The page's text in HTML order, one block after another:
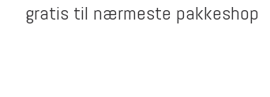
gratis til nærmeste pakkeshop